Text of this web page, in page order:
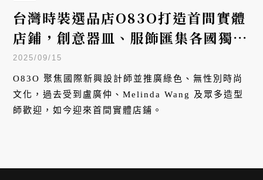
台灣時裝選品店O83O打造首間實體
店鋪，創意器皿、服飾匯集各國獨立
設計師美學
2025/09/15
O83O 聚焦國際新興設計師並推廣綠色、無性別時尚
文化，過去受到盧廣仲、Melinda Wang 及眾多造型
師歡迎，如今迎來首間實體店鋪。